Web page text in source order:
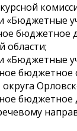
«Бюджетные
бюджетное
области;
«Бюджетные
бюджетное
бюджетное